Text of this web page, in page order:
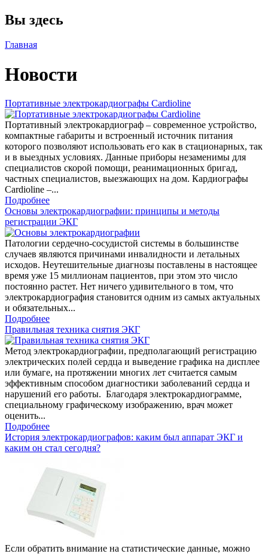
Вы здесь
Главная
Новости
Портативные электрокардиографы Cardioline
Портативный электрокардиограф – современное устройство,
компактные габариты и встроенный источник питания
которого позволяют использовать его как в стационарных, так
и в выездных условиях. Данные приборы незаменимы для
специалистов скорой помощи, реанимационных бригад,
частных специалистов, выезжающих на дом. Кардиографы
Cardioline –...
Подробнее
Основы электрокардиографии: принципы и методы
регистрации ЭКГ
Патологии сердечно-сосудистой системы в большинстве
случаев являются причинами инвалидности и летальных
исходов. Неутешительные диагнозы поставлены в настоящее
время уже 15 миллионам пациентов, при этом это число
постоянно растет. Нет ничего удивительного в том, что
электрокардиография становится одним из самых актуальных
и обязательных...
Подробнее
Правильная техника снятия ЭКГ
Метод электрокардиографии, предполагающий регистрацию
электрических полей сердца и выведение графика на дисплее
или бумаге, на протяжении многих лет считается самым
эффективным способом диагностики заболеваний сердца и
нарушений его работы. Благодаря электрокардиограмме,
специальному графическому изображению, врач может
оценить...
Подробнее
История электрокардиографов: каким был аппарат ЭКГ и
каким он стал сегодня?
Если обратить внимание на статистические данные, можно